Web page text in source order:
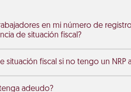
en mi número de
de situación fiscal?
fiscal si no tengo un NRP
adeudo?